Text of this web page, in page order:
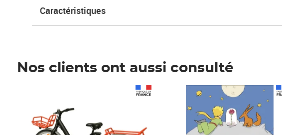
Caractéristiques
Nos clients ont aussi consulté
Prix 7,50€